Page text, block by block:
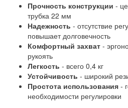
Прочность конструкции -
трубка 22 мм
Надежность - отсутствие
повышает долговечность
Комфортный захват -
рукоять
Легкость - всего 0,4 кг
Устойчивость - широкий
Простота использования -
необходимости регулировки